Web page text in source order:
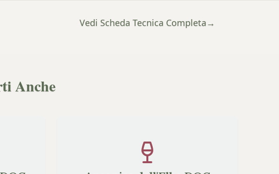
Vedi Scheda Tecnica Completa→
Anche